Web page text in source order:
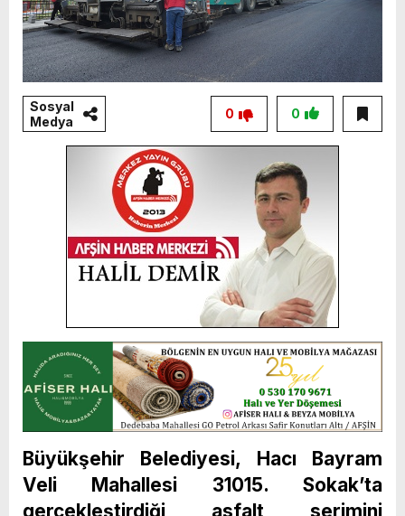
Sosyal
Medya
0
0
Büyükşehir Belediyesi, Hacı Bayram
Veli Mahallesi 31015. Sokak’ta
gerçekleştirdiği asfalt serimini